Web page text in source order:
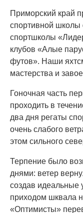
Приморский край
спортивной школы
спортшколы
клубов «Алые
футов». Наши
мастерства и
Гоночная часть
проходить в
два дня регаты
очень слабого
этом сильного
Терпение было
днями: ветер
создав идеальные
приходом шквала
«Оптимисты»